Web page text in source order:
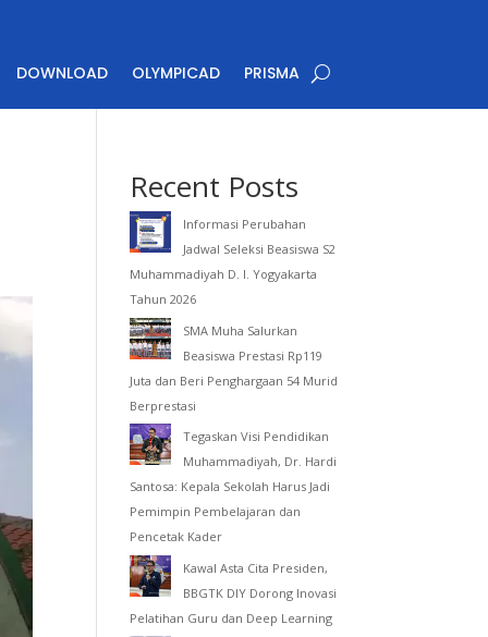
DOWNLOAD OLYMPICAD PRISMA
Recent Posts
Informasi Perubahan
Jadwal Seleksi Beasiswa S2
Muhammadiyah D. I. Yogyakarta
Tahun 2026
SMA Muha Salurkan
Beasiswa Prestasi Rp119
Juta dan Beri Penghargaan 54 Murid
Berprestasi
Tegaskan Visi Pendidikan
Muhammadiyah, Dr. Hardi
Santosa: Kepala Sekolah Harus Jadi
Pemimpin Pembelajaran dan
Pencetak Kader
Kawal Asta Cita Presiden,
BBGTK DIY Dorong Inovasi
Pelatihan Guru dan Deep Learning